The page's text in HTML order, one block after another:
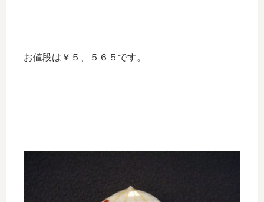
お値段は￥５、５６５です。